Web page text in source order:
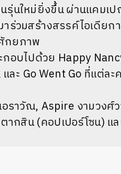
รุ่นใหม่ยิ่งขึ้น ผ่านแคมเป
ร่วมสร้างสรรค์ไอเดีย
กยภาพ
อบไปด้วย Happy
และ Go Went Go ที่แต่
ราวัณ, Aspire งามวง
ากสิน (คอปเปอร์โซน)